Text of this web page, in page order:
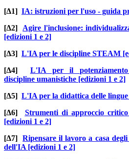
[Δ1] IA: istruzioni per l'uso - guida
[Δ2] Agire l'inclusione:
[edizioni 1 e 2]
[Δ3] L'IA per le discipline STEAM
[Δ4] L'IA per il potenziamento
discipline umanistiche [edizioni 1 e 2]
[Δ5] L'IA per la didattica delle lingue
[Δ6] Strumenti di approccio
[edizioni 1 e 2]
[Δ7]Ripensare il lavoro a casa
dell'IA [edizioni 1 e 2]